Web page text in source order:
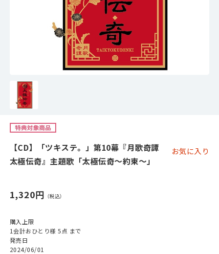
【CD】「ツキステ。」第10幕『月歌奇譚
太極伝奇』主題歌「太極伝奇～約束～」
お気に入り
1,320円
購入上限
1会計おひとり様 5点 まで
発売日
2024/06/01